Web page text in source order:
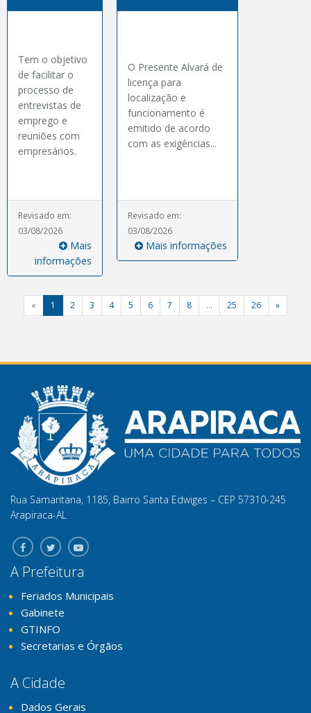
Tem o objetivo
de facilitar o
processo de
entrevistas de
emprego e
reuniões com
empresários.
Revisado em:
03/08/2026
Mais
informações
O Presente Alvará de
licença para
localização e
funcionamento é
emitido de acordo
com as exigências...
Revisado em:
03/08/2026
Mais informações
« 1 2 3 4 5 6 7 8 ... 25 26 »
Rua Samaritana, 1185, Bairro Santa Edwiges – CEP 57310-245
Arapiraca-AL
A Prefeitura
Feriados Municipais
Gabinete
GTINFO
Secretarias e Órgãos
A Cidade
Dados Gerais